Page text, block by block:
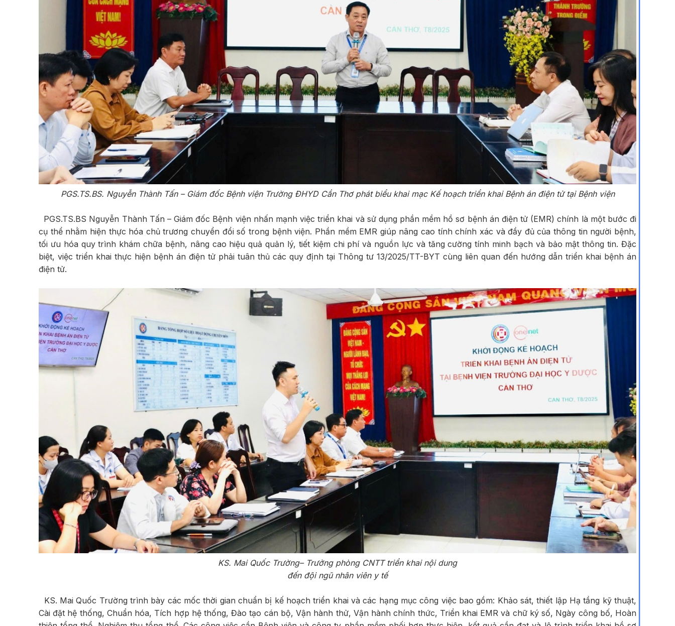
PGS.TS.BS. Nguyễn Thành Tấn – Giám đốc Bệnh viện Trường ĐHYD Cần Thơ phát biểu khai mạc Kế hoạch triển khai Bệnh án điện tử tại Bệnh viện
PGS.TS.BS Nguyễn Thành Tấn – Giám đốc Bệnh viện nhấn mạnh việc triển khai và sử dụng phần mềm hồ sơ bệnh án điện tử (EMR) chính là một bước đi
cụ thể nhằm hiện thực hóa chủ trương chuyển đổi số trong bệnh viện. Phần mềm EMR giúp nâng cao tính chính xác và đầy đủ của thông tin người bệnh,
tối ưu hóa quy trình khám chữa bệnh, nâng cao hiệu quả quản lý, tiết kiệm chi phí và nguồn lực và tăng cường tính minh bạch và bảo mật thông tin. Đặc
biệt, việc triển khai thực hiện bệnh án điện tử phải tuân thủ các quy định tại Thông tư 13/2025/TT-BYT cùng liên quan đến hướng dẫn triển khai bệnh án
điện tử.
KS. Mai Quốc Trường– Trưởng phòng CNTT triển khai nội dung
đến đội ngũ nhân viên y tế
KS. Mai Quốc Trường trình bày các mốc thời gian chuẩn bị kế hoạch triển khai và các hạng mục công việc bao gồm: Khảo sát, thiết lập Hạ tầng kỹ thuật,
Cài đặt hệ thống, Chuẩn hóa, Tích hợp hệ thống, Đào tạo cán bộ, Vận hành thử, Vận hành chính thức, Triển khai EMR và chữ ký số, Ngày công bố, Hoàn